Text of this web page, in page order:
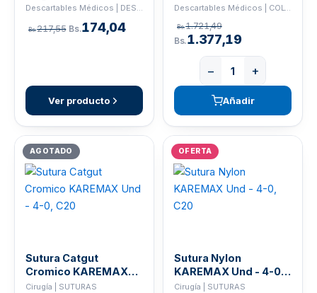
Descartables Médicos | DESCARTABLE
Bs.217,55 Bs.174,04
Ver producto
Descartables Médicos | COLTENE
Bs.1.721,49
Bs.1.377,19
− +
Añadir
AGOTADO
Sutura Catgut
Cromico KAREMAX
Und - 4-0, C20
Cirugía | SUTURAS
OFERTA
Sutura Nylon
KAREMAX Und - 4-0,
C20
Cirugía | SUTURAS